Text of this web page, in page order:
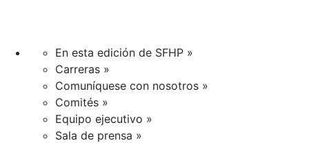
En esta edición de SFHP »
Carreras »
Comuníquese con nosotros »
Comités »
Equipo ejecutivo »
Sala de prensa »